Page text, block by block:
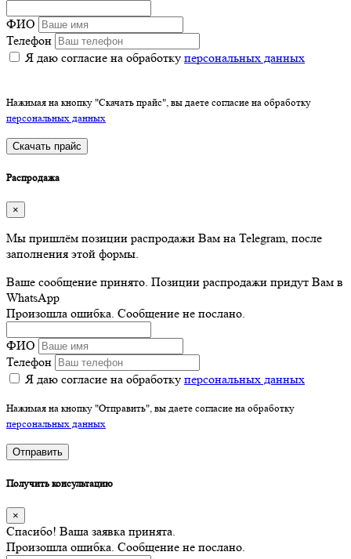
ФИО
Телефон
Я даю согласие на обработку персональных данных
Нажимая на кнопку "Скачать прайс", вы даете согласие на обработку
персональных данных
Скачать прайс
Распродажа
×
Мы пришлём позиции распродажи Вам на Telegram, после
заполнения этой формы.
Ваше сообщение принято. Позиции распродажи придут Вам в
WhatsApp
Произошла ошибка. Сообщение не послано.
ФИО
Телефон
Я даю согласие на обработку персональных данных
Нажимая на кнопку "Отправить", вы даете согласие на обработку
персональных данных
Отправить
Получить консультацию
×
Спасибо! Ваша заявка принята.
Произошла ошибка. Сообщение не послано.